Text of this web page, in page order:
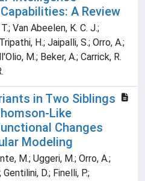
A Review
Van Abeelen, K. C. J.;
H.; Jaipalli, S.; Orro, A.;
M.; Beker, A.; Carrick, R.
in Two Siblings
Like
Changes
Modeling
M.; Uggeri, M.; Orro, A.;
D.; Finelli, P.;